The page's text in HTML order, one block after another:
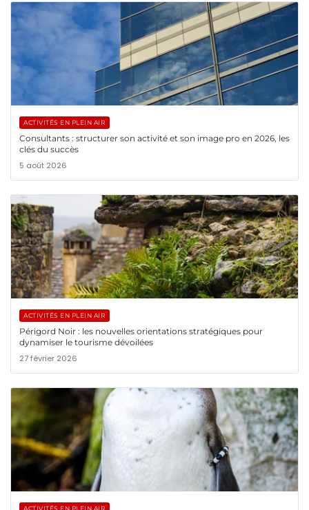
ACTIVITÉS EN PLEIN AIR
Consultants : structurer son activité et son image pro en 2026, les
clés du succès
5 août 2026
ACTIVITÉS EN PLEIN AIR
Périgord Noir : les nouvelles orientations stratégiques pour
dynamiser le tourisme dévoilées
27 février 2026
ACTIVITÉS EN PLEIN AIR